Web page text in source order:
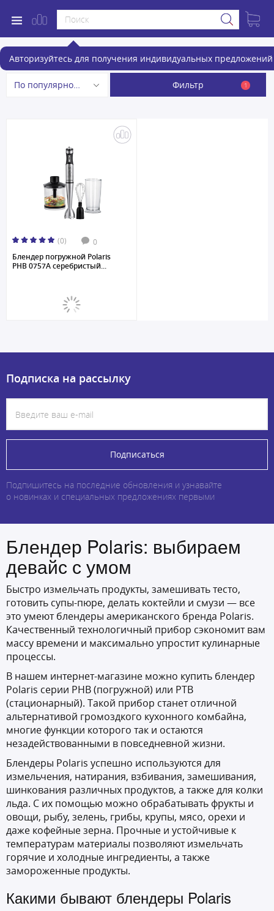
Авторизуйтесь для получения индивидуальных предложений
Блендеры Polaris
По популярности Фильтр 1
(0) 0
Блендер погружной Polaris
PHB 0757A серебристый...
Подписка на рассылку
Подписаться
Подпишитесь на последние обновления и узнавайте
о новинках и специальных предложениях первыми
Блендер Polaris: выбираем
девайс с умом
Быстро измельчать продукты, замешивать тесто,
готовить супы-пюре, делать коктейли и смузи — все
это умеют блендеры американского бренда Polaris.
Качественный технологичный прибор сэкономит вам
массу времени и максимально упростит кулинарные
процессы.
В нашем интернет-магазине можно купить блендер
Polaris серии PHB (погружной) или PTB
(стационарный). Такой прибор станет отличной
альтернативой громоздкого кухонного комбайна,
многие функции которого так и остаются
незадействованными в повседневной жизни.
Блендеры Polaris успешно используются для
измельчения, натирания, взбивания, замешивания,
шинкования различных продуктов, а также для колки
льда. С их помощью можно обрабатывать фрукты и
овощи, рыбу, зелень, грибы, крупы, мясо, орехи и
даже кофейные зерна. Прочные и устойчивые к
температурам материалы позволяют измельчать
горячие и холодные ингредиенты, а также
замороженные продукты.
Какими бывают блендеры Polaris